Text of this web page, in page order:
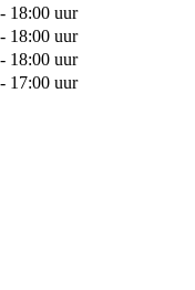
18:00 uur
18:00 uur
18:00 uur
17:00 uur